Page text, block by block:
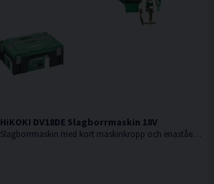
HiKOKI DV18DE Slagborrmaskin 18V
Slagborrmaskin med kort maskinkropp och enastående balans. Levereras utan batteri & laddare. Ersättare till DV18DBSL.